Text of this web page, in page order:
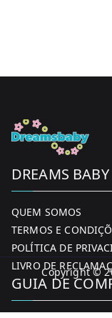
DREAMS BABY
QUEM SOMOS
TERMOS E
POLÍTICA DE
LIVRO DE
GUIA DE
Copyright ©